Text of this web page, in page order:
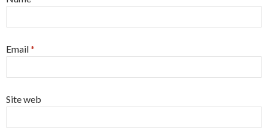
Email*
Site web